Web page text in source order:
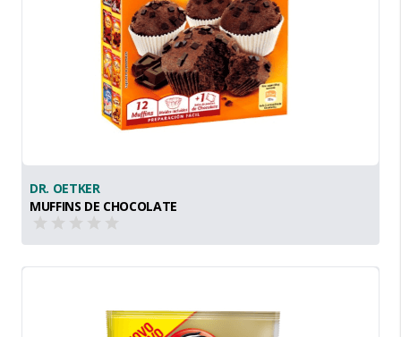
DR. OETKER
MUFFINS DE CHOCOLATE